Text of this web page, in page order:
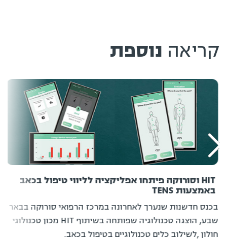
קריאה נוספת
HIT וסורוקה פיתחו אפליקציה לליווי טיפול בכאב
באמצעות TENS
בכנס חדשנות שנערך לאחרונה במרכז הרפואי סורוקה בבאר
שבע, הוצגה טכנולוגיה שפותחה בשיתוף HIT מכון טכנולוגי
חולון ,לשילוב כלים טכנולוגיים בטיפול בכאב.